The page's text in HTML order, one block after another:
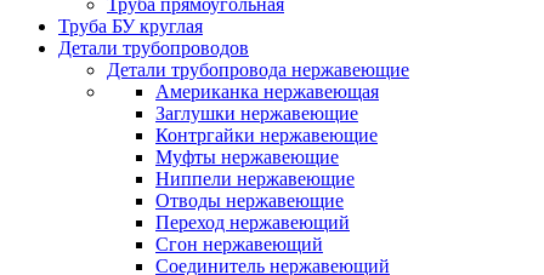
Труба прямоугольная
Труба БУ круглая
Детали трубопроводов
Детали трубопровода нержавеющие
Американка нержавеющая
Заглушки нержавеющие
Контргайки нержавеющие
Муфты нержавеющие
Ниппели нержавеющие
Отводы нержавеющие
Переход нержавеющий
Сгон нержавеющий
Соединитель нержавеющий